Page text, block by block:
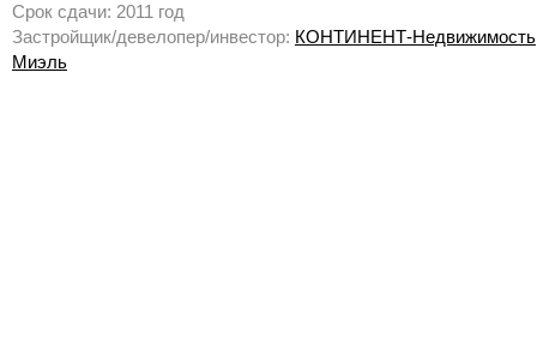
Срок сдачи: 2011 год
Застройщик/девелопер/инвестор: КОНТИНЕНТ-Недвижимость
Миэль